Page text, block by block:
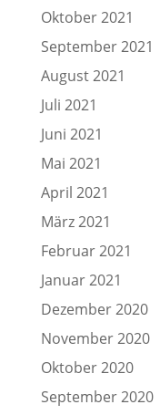
Oktober 2021
September 2021
August 2021
Juli 2021
Juni 2021
Mai 2021
April 2021
März 2021
Februar 2021
Januar 2021
Dezember 2020
November 2020
Oktober 2020
September 2020